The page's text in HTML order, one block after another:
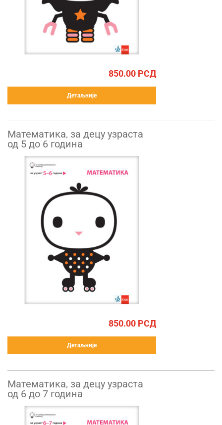
850.00 РСД
Детаљније
Математика, за децу узраста
од 5 до 6 година
850.00 РСД
Детаљније
Математика, за децу узраста
од 6 до 7 година